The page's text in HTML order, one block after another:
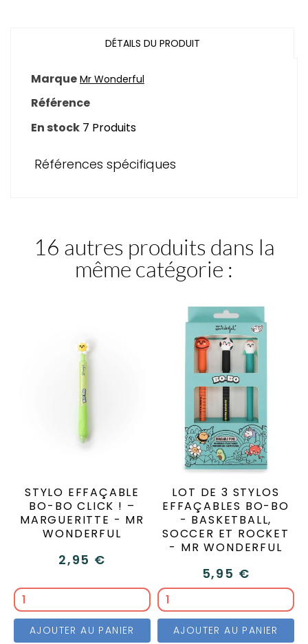
DÉTAILS DU PRODUIT
Marque Mr Wonderful
Référence
En stock 7 Produits
Références spécifiques
16 autres produits dans la
même catégorie :
STYLO EFFAÇABLE
BO-BO CLICK ! –
MARGUERITTE - MR
WONDERFUL
2,95 €
AJOUTER AU PANIER
LOT DE 3 STYLOS
EFFAÇABLES BO-BO
- BASKETBALL,
SOCCER ET ROCKET
- MR WONDERFUL
5,95 €
AJOUTER AU PANIER